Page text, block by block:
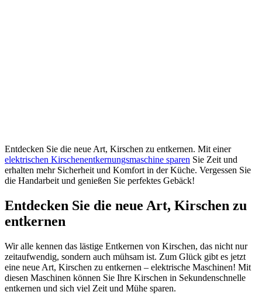
Entdecken Sie die neue Art, Kirschen zu entkernen. Mit einer
elektrischen Kirschenentkernungsmaschine sparen Sie Zeit und
erhalten mehr Sicherheit und Komfort in der Küche. Vergessen Sie
die Handarbeit und genießen Sie perfektes Gebäck!
Entdecken Sie die neue Art, Kirschen zu
entkernen
Wir alle kennen das lästige Entkernen von Kirschen, das nicht nur
zeitaufwendig, sondern auch mühsam ist. Zum Glück gibt es jetzt
eine neue Art, Kirschen zu entkernen – elektrische Maschinen! Mit
diesen Maschinen können Sie Ihre Kirschen in Sekundenschnelle
entkernen und sich viel Zeit und Mühe sparen.